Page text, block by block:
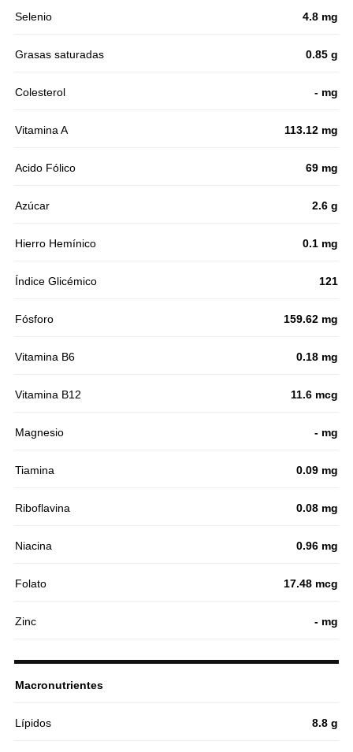
Selenio 4.8 mg
Grasas saturadas 0.85 g
Colesterol - mg
Vitamina A 113.12 mg
Acido Fólico 69 mg
Azúcar 2.6 g
Hierro Hemínico 0.1 mg
Índice Glicémico 121
Fósforo 159.62 mg
Vitamina B6 0.18 mg
Vitamina B12 11.6 mcg
Magnesio - mg
Tiamina 0.09 mg
Riboflavina 0.08 mg
Niacina 0.96 mg
Folato 17.48 mcg
Zinc - mg
Macronutrientes
Lípidos 8.8 g